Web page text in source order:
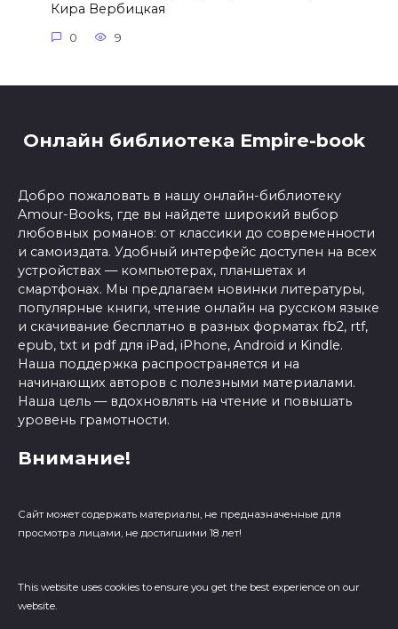
Кира Вербицкая
0 9
Онлайн библиотека Empire-book
Добро пожаловать в нашу онлайн-библиотеку
Amour-Books, где вы найдете широкий выбор
любовных романов: от классики до современности
и самоиздата. Удобный интерфейс доступен на всех
устройствах — компьютерах, планшетах и
смартфонах. Мы предлагаем новинки литературы,
популярные книги, чтение онлайн на русском языке
и скачивание бесплатно в разных форматах fb2, rtf,
epub, txt и pdf для iPad, iPhone, Android и Kindle.
Наша поддержка распространяется и на
начинающих авторов с полезными материалами.
Наша цель — вдохновлять на чтение и повышать
уровень грамотности.
Внимание!
Сайт может содержать материалы, не предназначенные для
просмотра лицами, не достигшими 18 лет!
This website uses cookies to ensure you get the best experience on our
website.